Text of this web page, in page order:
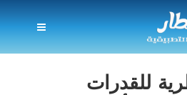
للقدرات